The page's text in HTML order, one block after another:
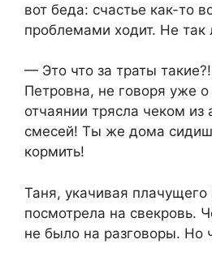
вот беда: счастье как-то
проблемами ходит. Не так
— Это что за траты
Петровна, не говоря уже
отчаянии трясла чеком
смесей! Ты же дома
кормить!
Таня, укачивая
посмотрела на свекровь.
не было на разговоры. Но